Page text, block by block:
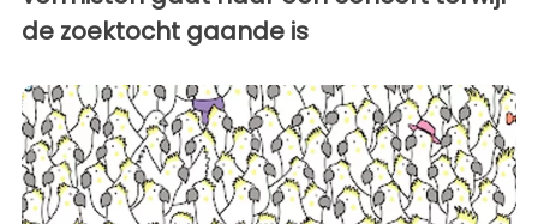
de zoektocht gaande is